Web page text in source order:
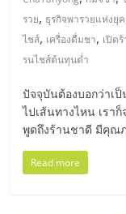
รวม
แฟ
รน
ไชส์
รวย, ธุรกิจพารวยแห่งยุค
ไชส์, เครื่องดื่มชา, เปิด
รนไชส์ต้นทุนต่ำ
ปัจจุบันต้องบอกว่าเป็
ไปเส้นทางไหน เรา
พูดถึงร้านชาดี มีคุณ
Read more